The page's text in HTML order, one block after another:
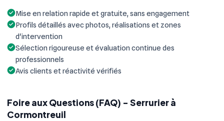
Mise en relation rapide et gratuite, sans engagement
Profils détaillés avec photos, réalisations et zones
d'intervention
Sélection rigoureuse et évaluation continue des
professionnels
Avis clients et réactivité vérifiés
Foire aux Questions (FAQ) - Serrurier à
Cormontreuil